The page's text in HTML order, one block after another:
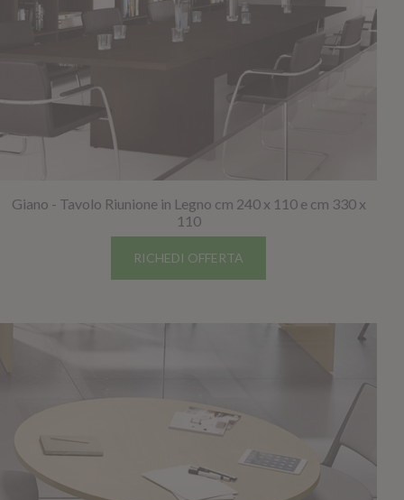
Giano - Tavolo Riunione in Legno cm 240 x 110 e cm 330 x
110
RICHEDI OFFERTA